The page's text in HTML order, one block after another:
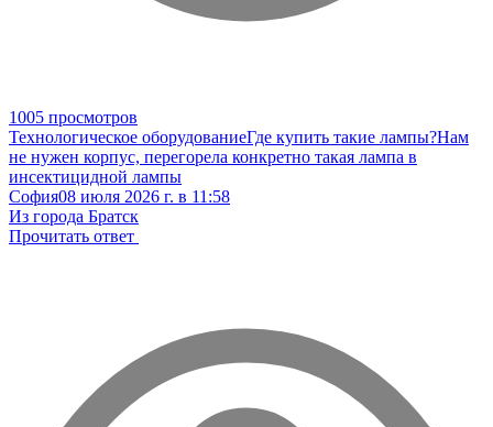
1005 просмотров
Технологическое оборудованиеГде купить такие лампы?Нам
не нужен корпус, перегорела конкретно такая лампа в
инсектицидной лампы
София08 июля 2026 г. в 11:58
Из города Братск
Прочитать ответ